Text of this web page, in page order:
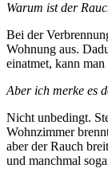
Warum ist der
Bei der
Wohnung aus.
einatmet, kann
Aber ich merke es
Nicht unbedingt.
Wohnzimmer
aber der Rauch
und manchmal